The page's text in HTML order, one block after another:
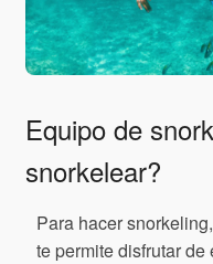
Equipo de
snorkelear?
Para hacer
te permite disfrutar